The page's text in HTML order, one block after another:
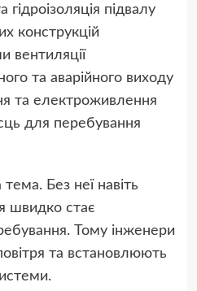
підвалу
конструкцій
вентиляції
та аварійного виходу
та електроживлення
для перебування
Без неї навіть
швидко стає
Тому інженери
та встановлюють